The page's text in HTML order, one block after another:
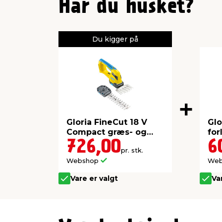
Har du husket?
Du kigger på
Gloria FineCut 18 V
Compact græs- og
busksaks
726,00pr. stk.
Webshop
Vare er valgt